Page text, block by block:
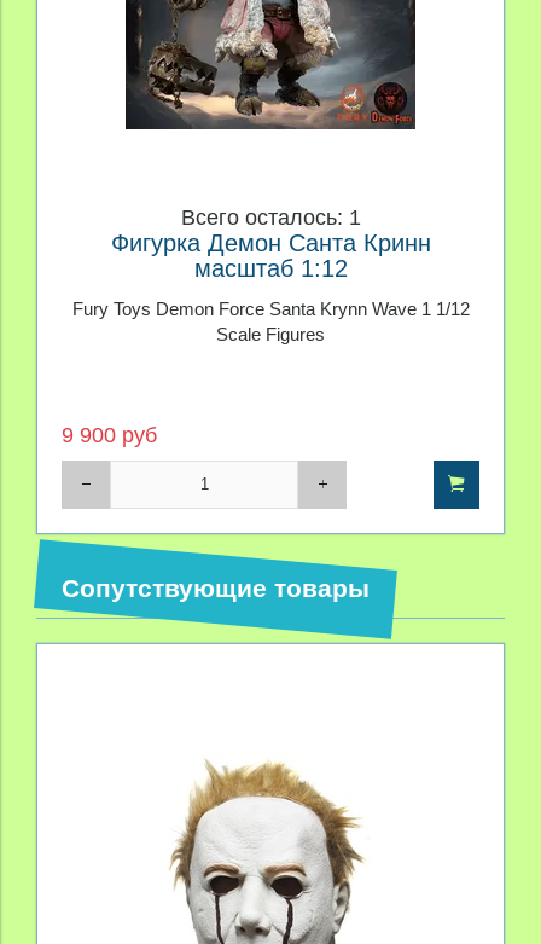
Всего осталось: 1
Фигурка Демон Санта Кринн
масштаб 1:12
Fury Toys Demon Force Santa Krynn Wave 1 1/12
Scale Figures
9 900 руб
Сопутствующие товары